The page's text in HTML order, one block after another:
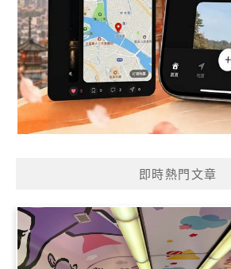
即時熱門文章